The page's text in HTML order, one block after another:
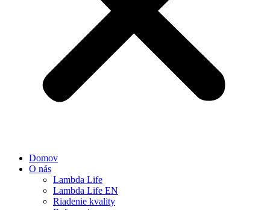
Domov
O nás
Lambda Life
Lambda Life EN
Riadenie kvality